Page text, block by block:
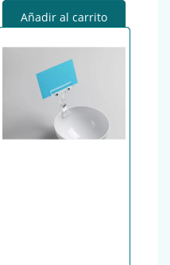
Añadir al carrito